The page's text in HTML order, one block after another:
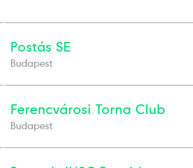
Postás SE
Budapest
Ferencvárosi Torna Club
Budapest